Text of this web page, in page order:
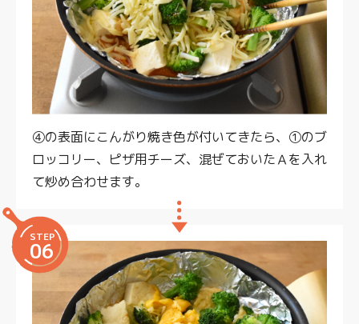
④の表面にこんがり焼き色が付いてきたら、①のブ
ロッコリー、ピザ用チーズ、混ぜておいたＡを入れ
て炒め合わせます。
STEP
06